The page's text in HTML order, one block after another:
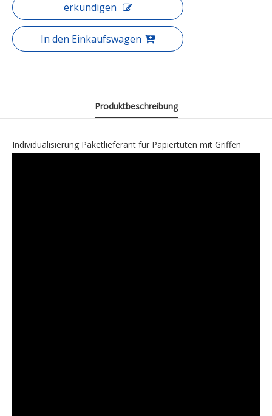
erkundigen
In den Einkaufswagen
Produktbeschreibung
Individualisierung Paketlieferant für Papiertüten mit Griffen